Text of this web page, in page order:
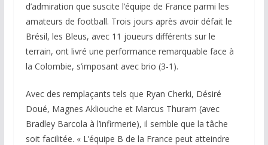
d’admiration que suscite l’équipe de France parmi les
amateurs de football. Trois jours après avoir défait le
Brésil, les Bleus, avec 11 joueurs différents sur le
terrain, ont livré une performance remarquable face à
la Colombie, s’imposant avec brio (3-1).
Avec des remplaçants tels que Ryan Cherki, Désiré
Doué, Magnes Akliouche et Marcus Thuram (avec
Bradley Barcola à l’infirmerie), il semble que la tâche
soit facilitée. « L’équipe B de la France peut atteindre